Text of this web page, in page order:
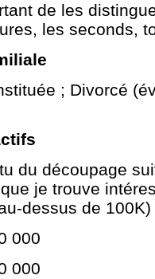
de les
les seconds,
; Divorcé
du découpage
je trouve
dessus de 100K)
000
000